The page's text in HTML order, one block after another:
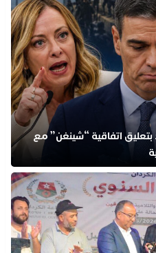
اتفاقية “شينغن” مع